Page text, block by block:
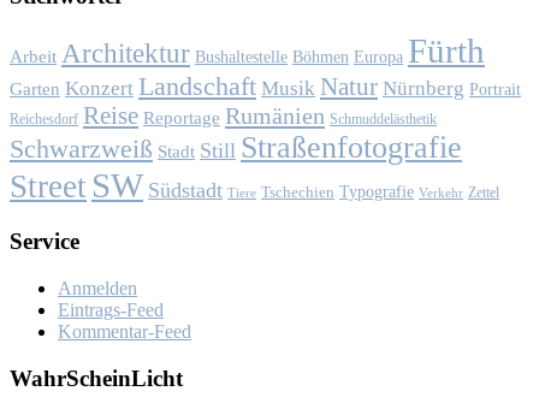
Arbeit Architektur Bushaltestelle Böhmen Europa Fürth
Garten Konzert Landschaft Musik Natur Nürnberg Portrait
Reichesdorf Reise Reportage Rumänien Schmuddelästhetik
Schwarzweiß Stadt Still Straßenfotografie
Street SW Südstadt Tiere Tschechien Typografie Verkehr Zettel
Ser­vice
Anmelden
Eintrags-Feed
Kommentar-Feed
Wahr­Schein­Licht